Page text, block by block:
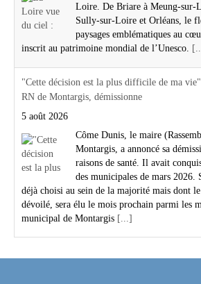
Loire. De Briare à Meung-sur-
Sully-sur-Loire et Orléans, le
paysages emblématiques au
inscrit au patrimoine mondial de l’Unesco.
"Cette décision est la plus difficile de ma
RN de Montargis, démissionne
5 août 2026
Côme Dunis, le maire
Montargis, a annoncé sa
raisons de santé. Il avait
des municipales de mars 2026.
déjà choisi au sein de la majorité mais dont
dévoilé, sera élu le mois prochain parmi les
municipal de Montargis [...]